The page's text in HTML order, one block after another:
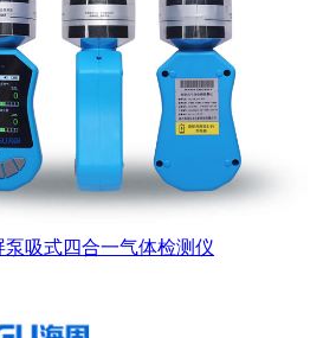
泵吸式四合一气体检测仪